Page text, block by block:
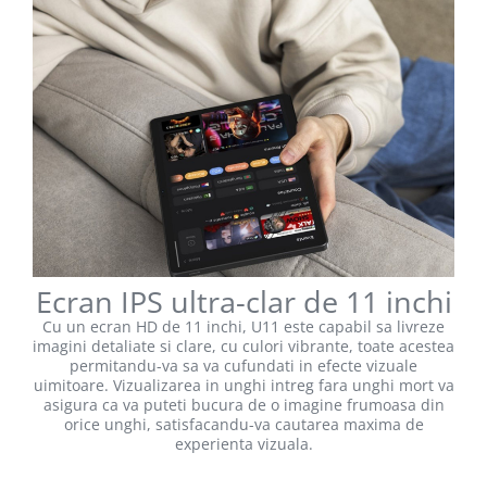
Ecran IPS ultra-clar de 11 inchi
Cu un ecran HD de 11 inchi, U11 este capabil sa livreze
imagini detaliate si clare, cu culori vibrante, toate acestea
permitandu-va sa va cufundati in efecte vizuale
uimitoare. Vizualizarea in unghi intreg fara unghi mort va
asigura ca va puteti bucura de o imagine frumoasa din
orice unghi, satisfacandu-va cautarea maxima de
experienta vizuala.